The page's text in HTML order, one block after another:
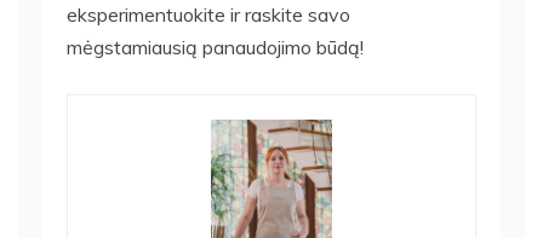
eksperimentuokite ir raskite savo
mėgstamiausią panaudojimo būdą!